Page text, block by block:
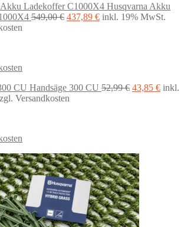
Husqvarna Akku
549,00€ Ursprünglicher
437,89 €Aktueller
inkl. 19% MwSt.
Handsäge 300 CU 52,99€ 43,85 € inkl.
Versandkosten